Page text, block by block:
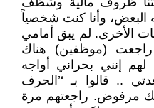
وأنا كنت شخصياً
الأخرى. لم يبق أمامي
(موظفين) هناك
إنني بحراني أواجه
.. قالوا بـ ‘’الحرف
مرفوض. راجعتهم مرة